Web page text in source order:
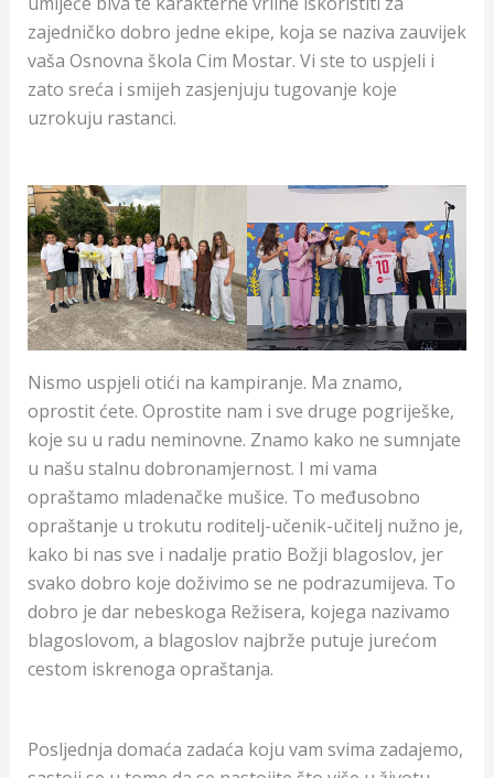
zajedničko dobro jedne ekipe, koja se naziva zauvijek
vaša Osnovna škola Cim Mostar. Vi ste to uspjeli i
zato sreća i smijeh zasjenjuju tugovanje koje
uzrokuju rastanci.
Nismo uspjeli otići na kampiranje. Ma znamo,
oprostit ćete. Oprostite nam i sve druge pogriješke,
koje su u radu neminovne. Znamo kako ne sumnjate
u našu stalnu dobronamjernost. I mi vama
opraštamo mladenačke mušice. To međusobno
opraštanje u trokutu roditelj-učenik-učitelj nužno je,
kako bi nas sve i nadalje pratio Božji blagoslov, jer
svako dobro koje doživimo se ne podrazumijeva. To
dobro je dar nebeskoga Režisera, kojega nazivamo
blagoslovom, a blagoslov najbrže putuje jurećom
cestom iskrenoga opraštanja.
Posljednja domaća zadaća koju vam svima zadajemo,